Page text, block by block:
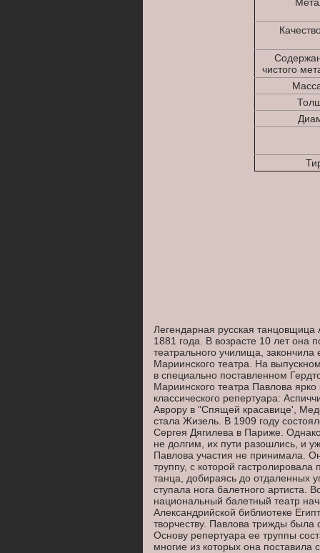
чистого
Легендарная русская
1881 года. В возрасте 10 лет она
театрального училища, закончила
Мариинского театра. На
в специально поставленном
Мариинского театра Павлова
классического репертуара:
Аврору в "Спящей красавице',
стала Жизель. В 1909 году
Сергея Дягилева в Париже.
не долгим, их пути разошлись, и
Павлова участия не принимала.
труппу, с которой
танца, добираясь до отдаленных
ступала нога балетного артиста.
национальный балетный театр
Александрийской библиотеке
творчеству. Павлова трижды была
Основу репертуара ее труппы
многие из которых она поставила